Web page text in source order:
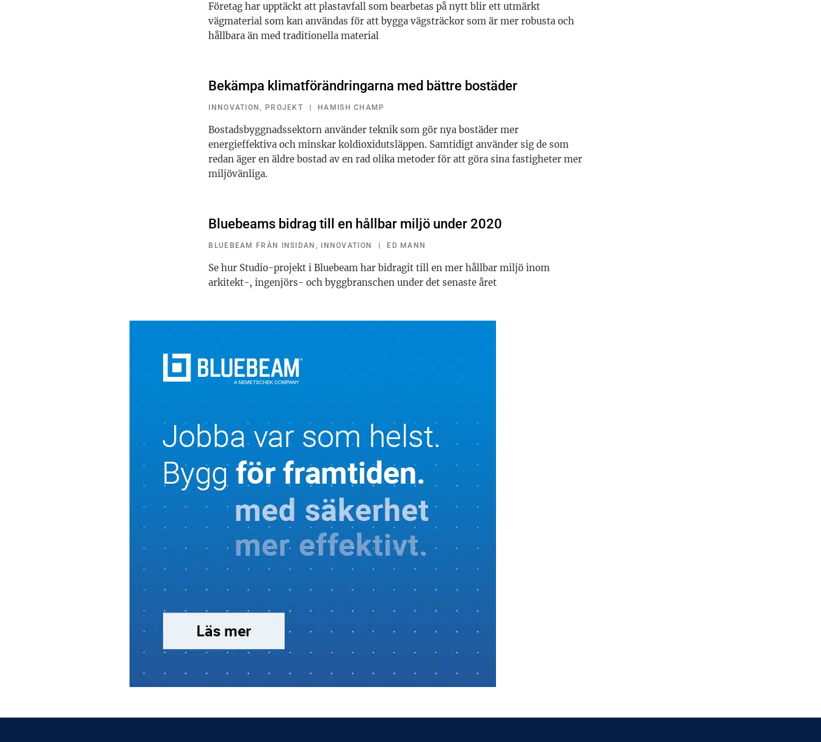
Företag har upptäckt att plastavfall som bearbetas på nytt blir ett utmärkt
vägmaterial som kan användas för att bygga vägsträckor som är mer robusta och
hållbara än med traditionella material
Bekämpa klimatförändringarna med bättre bostäder
INNOVATION, PROJEKT HAMISH CHAMP
Bostadsbyggnadssektorn använder teknik som gör nya bostäder mer
energieffektiva och minskar koldioxidutsläppen. Samtidigt använder sig de som
redan äger en äldre bostad av en rad olika metoder för att göra sina fastigheter mer
miljövänliga.
Bluebeams bidrag till en hållbar miljö under 2020
BLUEBEAM FRÅN INSIDAN , INNOVATION ED MANN
Se hur Studio-projekt i Bluebeam har bidragit till en mer hållbar miljö inom
arkitekt-, ingenjörs- och byggbranschen under det senaste året